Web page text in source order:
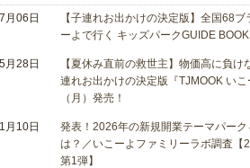
月06日
【子連れお出かけの決定版】全国68
ーよで行く キッズパークGUIDE
月28日
【夏休み直前の救世主】物価高に負
連れお出かけの決定版『TJMOOK い
（月）発売！
月10日
発表！2026年の新規開業テーマパー
は？／いこーよファミリーラボ調査【
第1弾】